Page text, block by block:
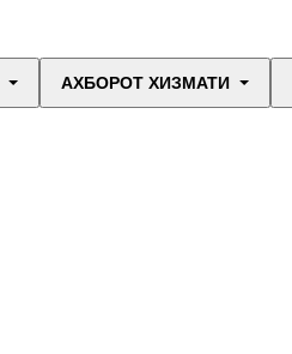
АХБОРОТ ХИЗМАТИ